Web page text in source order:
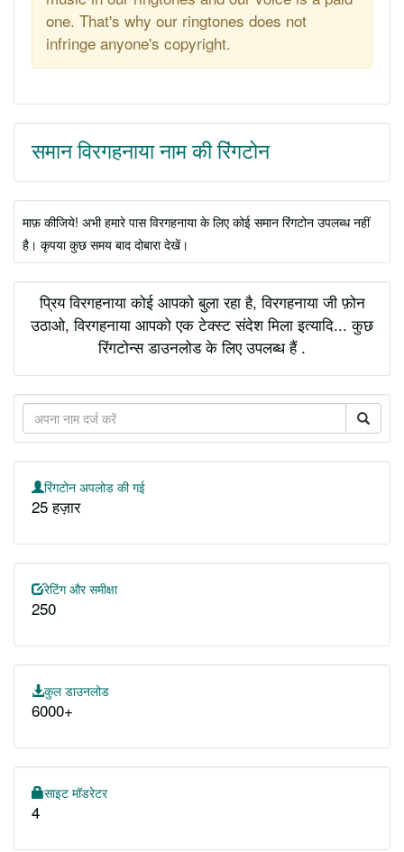
one. That's why our ringtones does not
infringe anyone's copyright.
समान विरगहनाया नाम की रिंगटोन
माफ़ कीजिये! अभी हमारे पास विरगहनाया के लिए कोई समान रिंगटोन उपलब्ध नहीं
है। कृपया कुछ समय बाद दोबारा देखें।
प्रिय विरगहनाया कोई आपको बुला रहा है, विरगहनाया जी फ़ोन
उठाओ, विरगहनाया आपको एक टेक्स्ट संदेश मिला इत्यादि... कुछ
रिंगटोन्स डाउनलोड के लिए उपलब्ध हैं .
रिंगटोन अपलोड की गई
25 हज़ार
रेटिंग और समीक्षा
250
कुल डाउनलोड
6000+
साइट मॉडरेटर
4